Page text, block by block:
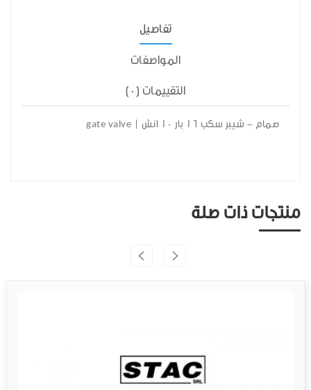
تفاصيل
المواصفات
التقييمات (0)
صمام - شيبر سكب 16 بار 10 انش | gate valve
منتجات ذات صلة